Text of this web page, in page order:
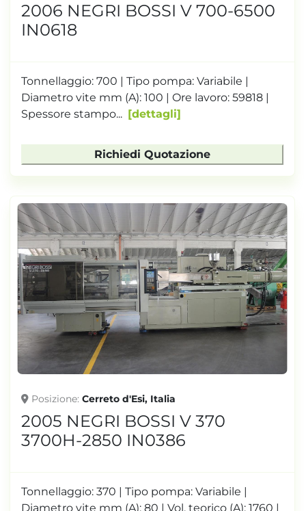
2006 NEGRI BOSSI V 700-6500
IN0618
Tonnellaggio: 700 | Tipo pompa: Variabile |
Diametro vite mm (A): 100 | Ore lavoro: 59818 |
Spessore stampo...
dettagli
Richiedi Quotazione
Posizione Cerreto d'Esi, Italia
2005 NEGRI BOSSI V 370
3700H-2850 IN0386
Tonnellaggio: 370 | Tipo pompa: Variabile |
Diametro vite mm (A): 80 | Vol. teorico (A): 1760 |